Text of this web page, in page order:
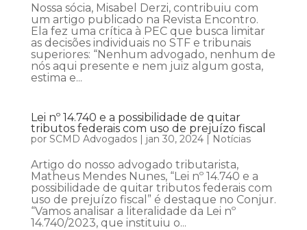
Nossa sócia, Misabel Derzi, contribuiu com
um artigo publicado na Revista Encontro.
Ela fez uma crítica à PEC que busca limitar
as decisões individuais no STF e tribunais
superiores: “Nenhum advogado, nenhum de
nós aqui presente e nem juiz algum gosta,
estima e...
Lei nº 14.740 e a possibilidade de quitar
tributos federais com uso de prejuízo fiscal
por SCMD Advogados| jan 30, 2024| Notícias
Artigo do nosso advogado tributarista,
Matheus Mendes Nunes, “Lei nº 14.740 e a
possibilidade de quitar tributos federais com
uso de prejuízo fiscal” é destaque no Conjur.
“Vamos analisar a literalidade da Lei nº
14.740/2023, que instituiu o...